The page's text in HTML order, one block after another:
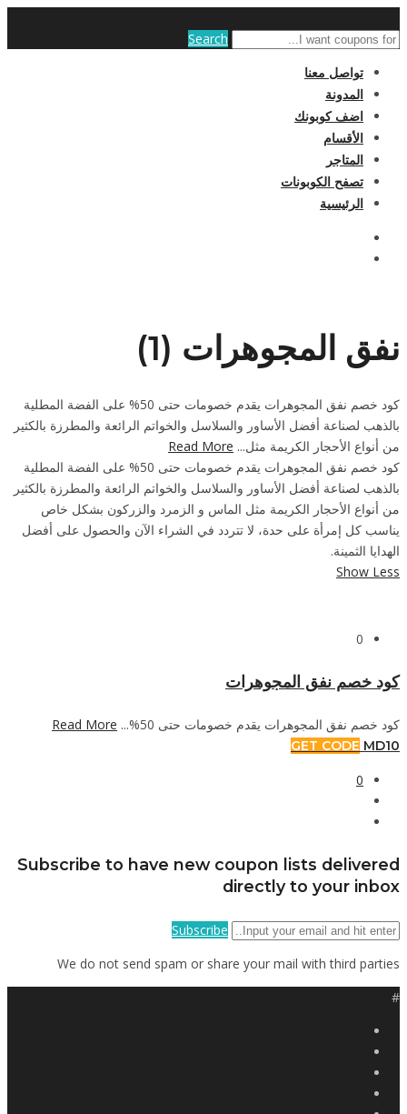
Search
تواصل معنا
المدونة
اضف كوبونك
الأقسام
المتاجر
تصفح الكوبونات
الرئيسية
نفق المجوهرات (1)
كود خصم نفق المجوهرات يقدم خصومات حتى 50% على الفضة المطلية
بالذهب لصناعة أفضل الأساور والسلاسل والخواتم الرائعة والمطرزة بالكثير
من أنواع الأحجار الكريمة مثل... Read More
كود خصم نفق المجوهرات يقدم خصومات حتى 50% على الفضة المطلية
بالذهب لصناعة أفضل الأساور والسلاسل والخواتم الرائعة والمطرزة بالكثير
من أنواع الأحجار الكريمة مثل الماس و الزمرد والزركون بشكل خاص
يناسب كل إمرأة على حدة، لا تتردد في الشراء الآن والحصول على أفضل
الهدايا الثمينة.
Show Less
0
كود خصم نفق المجوهرات
كود خصم نفق المجوهرات يقدم خصومات حتى 50%... Read More
GET CODE MD10
0
Subscribe to have new coupon lists delivered
directly to your inbox
Subscribe
We do not send spam or share your mail with third parties
#